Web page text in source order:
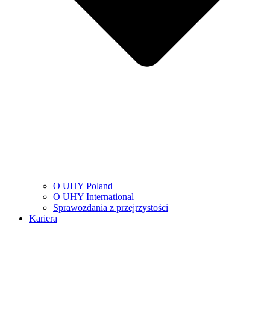
O UHY Poland
O UHY International
Sprawozdania z przejrzystości
Kariera